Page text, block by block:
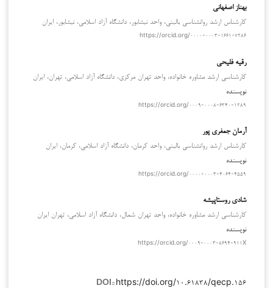
بهناز اصفهانی
کارشناس ارشد روانشناسی بالینی، واحد نیشابور، دانشگاه آزاد اسلامی، نیشابور، ایران
https://orcid.org/۰۰۰۰-۰۰۰۳-۱۶۶۱-۷۲۸۶
رقیه فلیحی
کارشناسی ارشد مشاوره خانواده، واحد تهران مرکزی، دانشگاه آزاد اسلامی، تهران، ایران
نویسنده
https://orcid.org/۰۰۰۹-۰۰۰۸-۶۳۴۰-۱۲۸۹
آرمان جعفری پور
کارشناس ارشد روانشناسی بالینی، واحد کرمان، دانشگاه آزاد اسلامی، کرمان، ایران
نویسنده
https://orcid.org/۰۰۰۰-۰۰۰۳-۴۰۶۴-۴۵۵۹
شادی روستاپیشه
کارشناسی ارشد مشاوره خانواده، واحد تهران شمال، دانشگاه آزاد اسلامی، تهران ایران
نویسنده
https://orcid.org/۰۰۰۹-۰۰۰۳-۸۶۹۴-۹۱۱X
DOI:: https://doi.org/۱۰.۶۱۸۳۸/qecp.۱۵۶